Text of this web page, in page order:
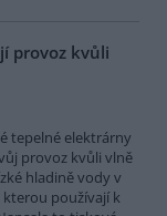
provoz kvůli
tepelné elektrárny
provoz kvůli vlně
hladině vody v
kterou používají k